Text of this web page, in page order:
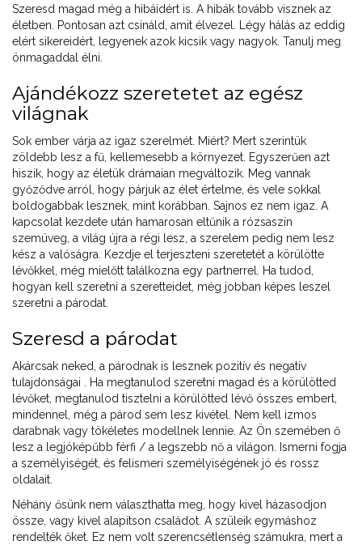
Szeresd magad még a hibáidért is. A hibák tovább visznek az
életben. Pontosan azt csináld, amit élvezel. Légy hálás az eddig
elért sikereidért, legyenek azok kicsik vagy nagyok. Tanulj meg
önmagaddal élni.
Ajándékozz szeretetet az egész
világnak
Sok ember várja az igaz szerelmét. Miért? Mert szerintük
zöldebb lesz a fű, kellemesebb a környezet. Egyszerűen azt
hiszik, hogy az életük drámaian megváltozik. Meg vannak
győződve arról, hogy párjuk az élet értelme, és vele sokkal
boldogabbak lesznek, mint korábban. Sajnos ez nem igaz. A
kapcsolat kezdete után hamarosan eltűnik a rózsaszín
szemüveg, a világ újra a régi lesz, a szerelem pedig nem lesz
kész a valóságra. Kezdje el terjeszteni szeretetét a körülötte
lévőkkel, még mielőtt találkozna egy partnerrel. Ha tudod,
hogyan kell szeretni a szeretteidet, még jobban képes leszel
szeretni a párodat.
Szeresd a párodat
Akárcsak neked, a párodnak is lesznek pozitív és negatív
tulajdonságai . Ha megtanulod szeretni magad és a körülötted
lévőket, megtanulod tisztelni a körülötted lévő összes embert,
mindennel, még a párod sem lesz kivétel. Nem kell izmos
darabnak vagy tökéletes modellnek lennie. Az Ön szemében ő
lesz a legjóképűbb férfi / a legszebb nő a világon. Ismerni fogja
a személyiségét, és felismeri személyiségének jó és rossz
oldalait.
Néhány ősünk nem választhatta meg, hogy kivel házasodjon
össze, vagy kivel alapítson családot. A szüleik egymáshoz
rendelték őket. Ez nem volt szerencsétlenség számukra, mert a